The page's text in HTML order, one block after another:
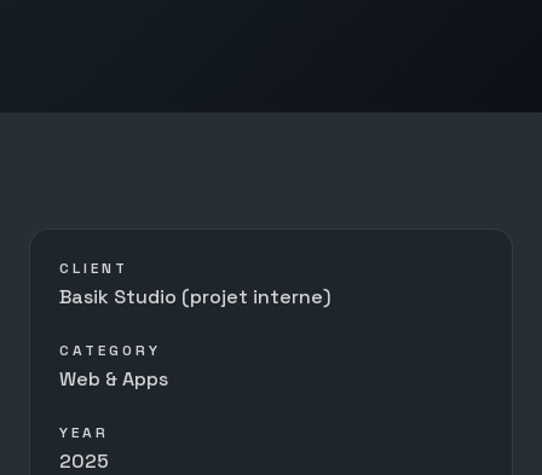
CLIENT
Basik Studio (projet interne)
CATEGORY
Web & Apps
YEAR
2025